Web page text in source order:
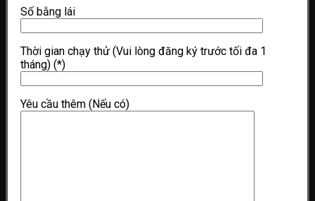
Số bằng lái
Thời gian chạy thử (Vui lòng đăng ký trước tối đa 1
tháng) (*)
Yêu cầu thêm (Nếu có)